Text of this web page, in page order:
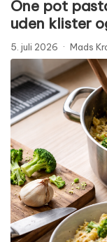
One pot
uden klister
5. juli 2026 · Mads